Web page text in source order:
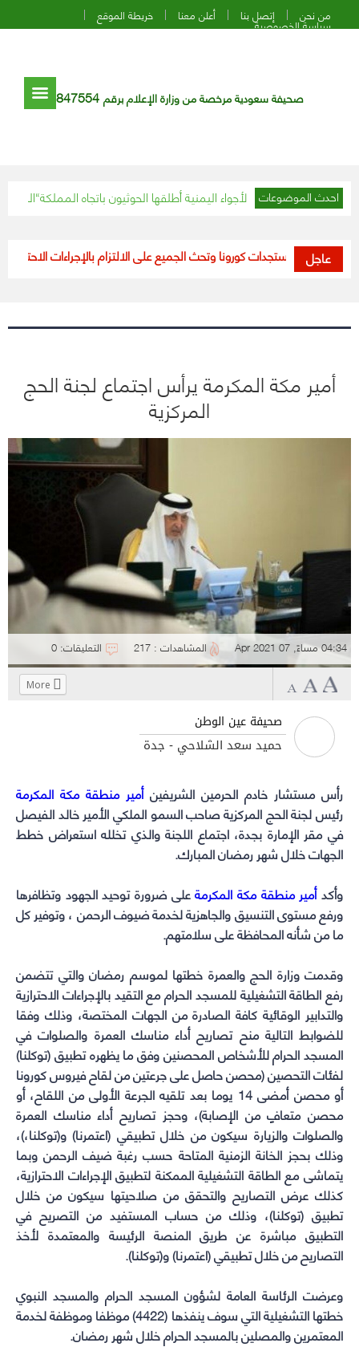
من نحن إتصل بنا أعلن معنا خريطة الموقع
سياسة الخصوصية
صحيفة سعودية مرخصة من وزارة الإعلام برقم 847554
احدث الموضوعات
مفخخة في الأجواء اليمنية أطلقها الحوثيون باتجاه المملكة الشيخ السديس
عاجل
تعلن مستجدات كورونا وتحث الجميع على الالتزام بالإجراءات الاحترازية
أمير مكة المكرمة يرأس اجتماع لجنة الحج
المركزية
04:34 مساءً, 07 Apr 2021 المشاهدات : 217 التعليقات: 0
صحيفة عين الوطن
حميد سعد الشلاحي - جدة
رأس مستشار خادم الحرمين الشريفينأمير منطقة مكة المكرمة
رئيس لجنة الحج المركزية صاحب السمو الملكي الأمير خالد الفيصل
في مقر الإمارة بجدة، اجتماع اللجنة والذي تخلله استعراض خطط
الجهات خلال شهر رمضان المبارك.
وأكدأمير منطقة مكة المكرمةعلى ضرورة توحيد الجهود وتظافرها
ورفع مستوى التنسيق والجاهزية لخدمة ضيوف الرحمن ، وتوفير كل
ما من شأنه المحافظة على سلامتهم.
وقدمت وزارة الحج والعمرة خطتها لموسم رمضان والتي تتضمن
رفع الطاقة التشغيلية للمسجد الحرام مع التقيد بالإجراءات الاحترازية
والتدابير الوقائية كافة الصادرة من الجهات المختصة، وذلك وفقا
للضوابط التالية منح تصاريح أداء مناسك العمرة والصلوات في
المسجد الحرام للأشخاص المحصنين وفق ما يظهره تطبيق (توكلنا)
لفئات التحصين (محصن حاصل على جرعتين من لقاح فيروس كورونا
أو محصن أمضى 14 يوما بعد تلقيه الجرعة الأولى من اللقاح، أو
محصن متعافٍ من الإصابة)، وحجز تصاريح أداء مناسك العمرة
والصلوات والزيارة سيكون من خلال تطبيقي (اعتمرنا) و(توكلنا،)،
وذلك بحجز الخانة الزمنية المتاحة حسب رغبة ضيف الرحمن وبما
يتماشى مع الطاقة التشغيلية الممكنة لتطبيق الإجراءات الاحترازية،
كذلك عرض التصاريح والتحقق من صلاحيتها سيكون من خلال
تطبيق (توكلنا)، وذلك من حساب المستفيد من التصريح في
التطبيق مباشرة عن طريق المنصة الرئيسة والمعتمدة لأخذ
التصاريح من خلال تطبيقي (اعتمرنا) و(توكلنا).
وعرضت الرئاسة العامة لشؤون المسجد الحرام والمسجد النبوي
خطتها التشغيلية التي سوف ينفذها (4422) موظفا وموظفة لخدمة
المعتمرين والمصلين بالمسجد الحرام خلال شهر رمضان.
(Opens
in
new
(Opens
in
new
Click
(Opens
in
new
Click
(Opens
in
new
More